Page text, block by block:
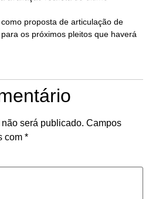
proposta de articulação de
os próximos pleitos que haverá
será publicado. Campos
com *